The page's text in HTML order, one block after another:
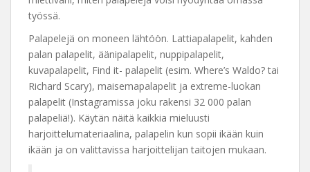
työssä.
Palapelejä on moneen lähtöön. Lattiapalapelit, kahden
palan palapelit, äänipalapelit, nuppipalapelit,
kuvapalapelit, Find it- palapelit (esim. Where’s Waldo? tai
Richard Scary), maisemapalapelit ja extreme-luokan
palapelit (Instagramissa joku rakensi 32 000 palan
palapeliä!). Käytän näitä kaikkia mieluusti
harjoittelumateriaalina, palapelin kun sopii ikään kuin
ikään ja on valittavissa harjoittelijan taitojen mukaan.